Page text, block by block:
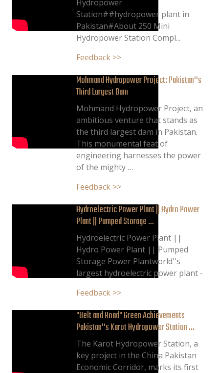
Hydropower
Station##hydropower plant in
Pakistan#About 250 Mini
Hydropower Station Compl...
Feedback >>
Mohmand Hydropower Project: Pakistan''s
Third Largest Dam
Mohmand Hydropower Project, an
ambitious venture that stands as
the third largest dam in Pakistan.
This monumental feat of
engineering harnesses the power
of the mighty …
Feedback >>
Hydroelectric Power Plant || Hydro Power
Plant || Pumped Storage …
Hydroelectric Power Plant ||
Hydro Power Plant || Pumped
Storage Power Plantworld''s
largest hydroelectric power plant -
Feedback >>
"Belt and Road" Green Achievements
Pakistan''s Karot Hydropower Station ...
The Karot Hydropower Station, a
key project in the China Pakistan
Economic Corridor, marks its first